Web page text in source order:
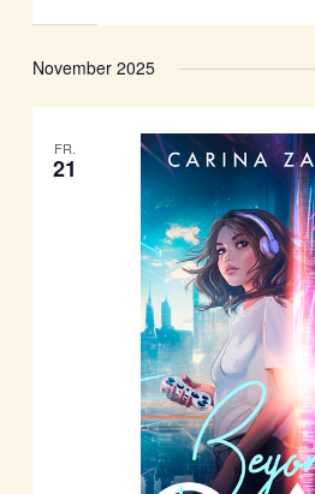
November 2025
FR.
21